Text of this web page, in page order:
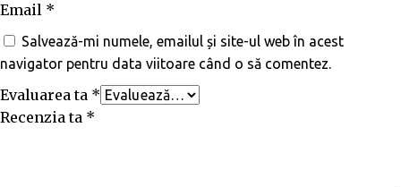
Email *
Salvează-mi numele, emailul și site-ul web în acest
navigator pentru data viitoare când o să comentez.
Evaluarea ta *
Recenzia ta *